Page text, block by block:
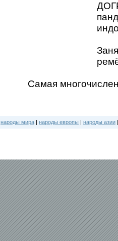
Самая
народы мира | народы европы | народы азии